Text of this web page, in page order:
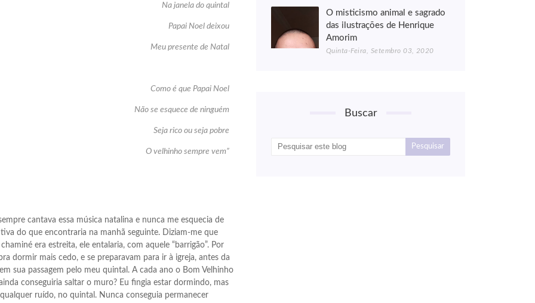
Na janela do quintal
Papai Noel deixou
Meu presente de Natal
Como é que Papai Noel
Não se esquece de ninguém
Seja rico ou seja pobre
O velhinho sempre vem”
cantava essa música natalina e nunca me esquecia de
do que encontraria na manhã seguinte. Diziam-me que
era estreita, ele entalaria, com aquele “barrigão”. Por
dormir mais cedo, e se preparavam para ir à igreja, antes da
sua passagem pelo meu quintal. A cada ano o Bom Velhinho
conseguiria saltar o muro? Eu fingia estar dormindo, mas
ruído, no quintal. Nunca conseguia permanecer
O misticismo animal e sagrado
das ilustrações de Henrique
Amorim
Quinta-Feira, Setembro 03, 2020
Buscar